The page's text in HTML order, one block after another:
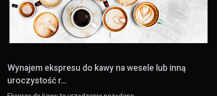
Wynajem ekspresu do kawy na wesele lub inną
uroczystość r...